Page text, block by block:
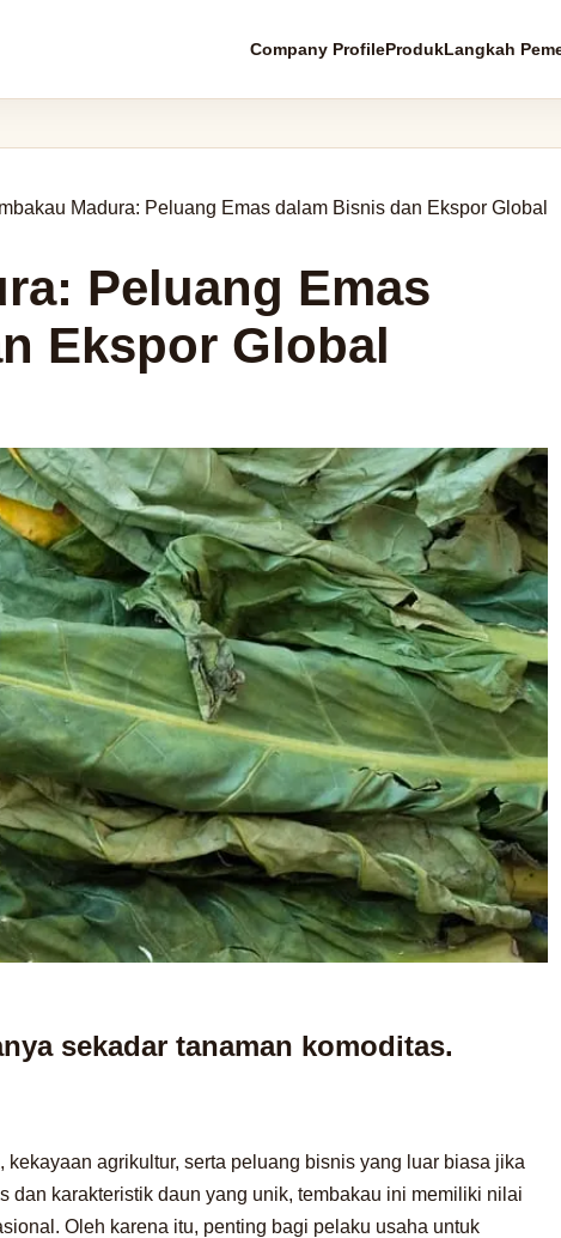
Company ProfileProdukLangkah
Madura: Peluang Emas dalam Bisnis dan Ekspor Global
Peluang Emas
Ekspor Global
sekadar tanaman komoditas.
agrikultur, serta peluang bisnis yang luar biasa jika
dan karakteristik daun yang unik, tembakau ini memiliki nilai
Oleh karena itu, penting bagi pelaku usaha untuk